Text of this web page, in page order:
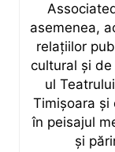
asemenea,
relațiilor
cultural și
ul
Timișoara
în peisajul
și